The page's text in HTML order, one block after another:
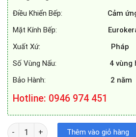
Điều Khiển Bếp: Cảm
Mặt Kính Bếp:
Xuất Xứ:
Pháp
Số Vùng Nấu: 4 vùng
Bảo Hành: 2 năm
Hotline: 0946 974 451
BẾP ĐIỆN ROSIERES RVEF74IN số lượng
Thêm vào giỏ hàng